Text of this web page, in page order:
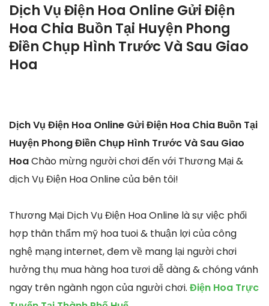
Dịch Vụ Điện Hoa Online Gửi Điện
Hoa Chia Buồn Tại Huyện Phong
Điền Chụp Hình Trước Và Sau Giao
Hoa
Dịch Vụ Điện Hoa Online Gửi Điện Hoa Chia Buồn Tại
Huyện Phong Điền Chụp Hình Trước Và Sau Giao
HoaChào mừng người chơi đến với Thương Mại &
dịch Vụ Điện Hoa Online của bên tôi!
Thương Mại Dịch Vụ Điện Hoa Online là sự việc phối
hợp thân thẩm mỹ hoa tuoi & thuận lợi của công
nghệ mạng internet, đem về mang lại người chơi
hưởng thụ mua hàng hoa tươi dễ dàng & chóng vánh
ngay trên ngành ngọn của người chơi. Điện Hoa Trực